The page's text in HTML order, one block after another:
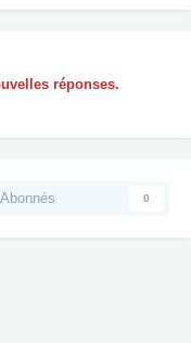
réponses.
Abonnés 0